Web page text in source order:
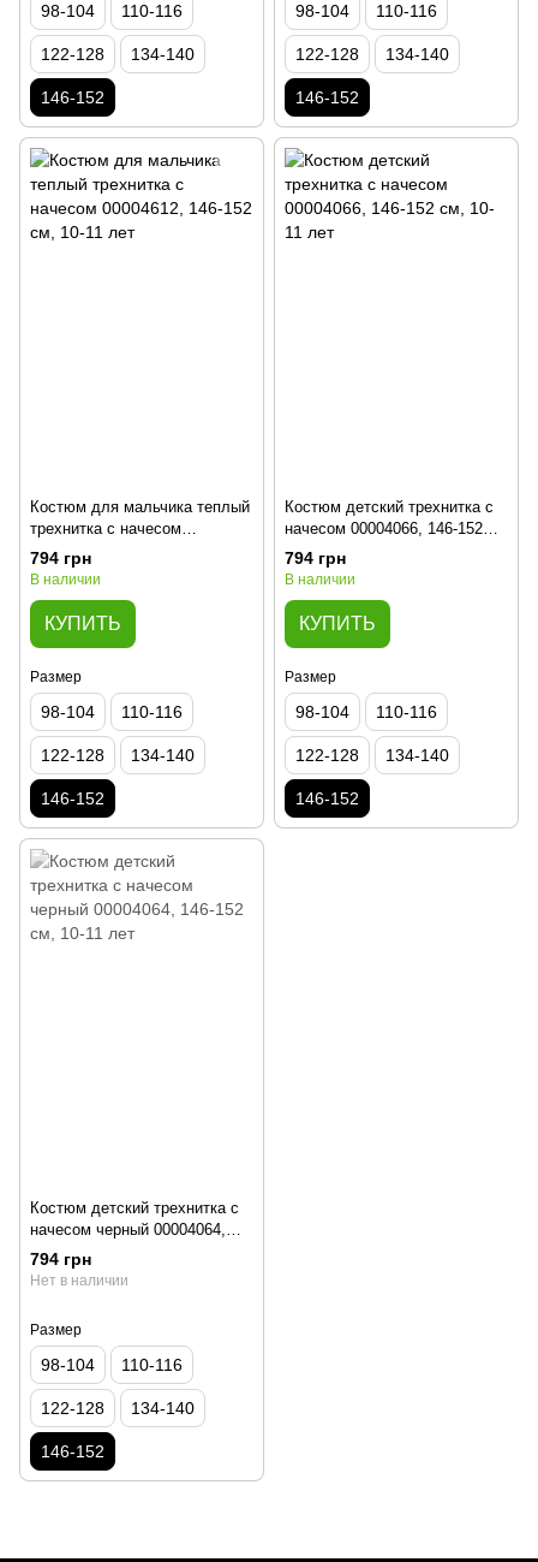
98-104 110-116
122-128 134-140
146-152
98-104 110-116
122-128 134-140
146-152
Костюм для мальчика теплый
трехнитка с начесом
00004612, 146-152 см, 10-11
лет
794 грн
В наличии
КУПИТЬ
Размер
98-104 110-116
122-128 134-140
146-152
Костюм детский трехнитка с
начесом 00004066, 146-152
см, 10-11 лет
794 грн
В наличии
КУПИТЬ
Размер
98-104 110-116
122-128 134-140
146-152
Костюм детский трехнитка с
начесом черный 00004064,
146-152 см, 10-11 лет
794 грн
Нет в наличии
Размер
98-104 110-116
122-128 134-140
146-152